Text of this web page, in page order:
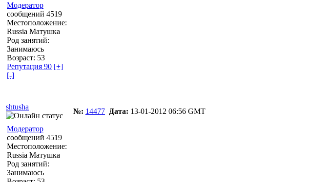
Модератор
сообщений 4519
Местоположение:
Russia Матушка
Род занятий:
Занимаюсь
Возраст: 53
Репутация 90 [+]
[-]
shtusha
№: 14477 Дата: 13-01-2012 06:56 GMT
Модератор
сообщений 4519
Местоположение:
Russia Матушка
Род занятий:
Занимаюсь